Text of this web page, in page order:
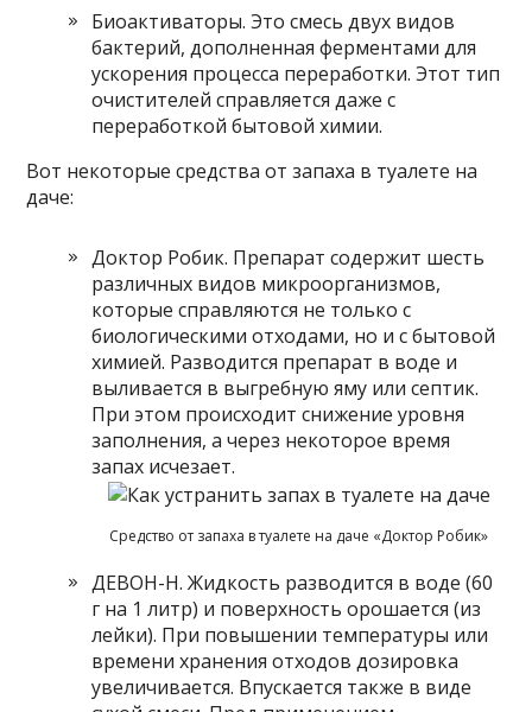
Биоактиваторы. Это смесь двух видов
бактерий, дополненная ферментами для
ускорения процесса переработки. Этот тип
очистителей справляется даже с
переработкой бытовой химии.
Вот некоторые средства от запаха в туалете на
даче:
Доктор Робик. Препарат содержит шесть
различных видов микроорганизмов,
которые справляются не только с
биологическими отходами, но и с бытовой
химией. Разводится препарат в воде и
выливается в выгребную яму или септик.
При этом происходит снижение уровня
заполнения, а через некоторое время
запах исчезает.
Средство от запаха в туалете на даче «Доктор Робик»
ДЕВОН-Н. Жидкость разводится в воде (60
г на 1 литр) и поверхность орошается (из
лейки). При повышении температуры или
времени хранения отходов дозировка
увеличивается. Впускается также в виде